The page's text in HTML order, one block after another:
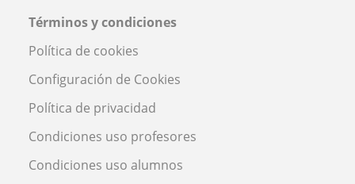
Términos y condiciones
Política de cookies
Configuración de Cookies
Política de privacidad
Condiciones uso profesores
Condiciones uso alumnos